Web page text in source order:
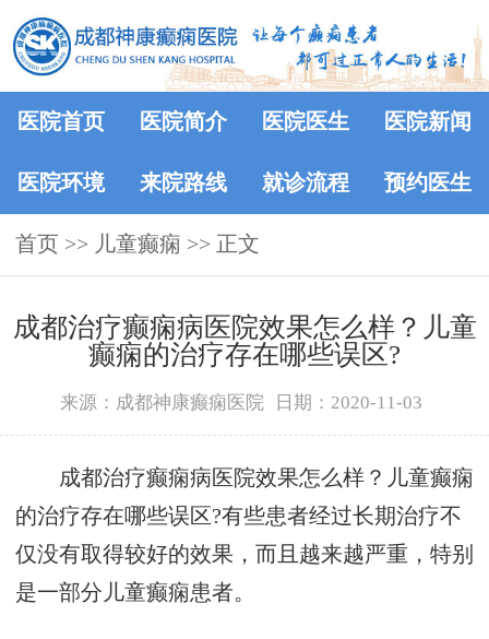
医院首页 医院简介 医院医生 医院新闻
医院环境 来院路线 就诊流程 预约医生
首页 >> 儿童癫痫 >> 正文
成都治疗癫痫病医院效果怎么样？儿童
癫痫的治疗存在哪些误区?
来源：成都神康癫痫医院 日期：2020-11-03
成都治疗癫痫病医院效果怎么样？儿童癫痫
的治疗存在哪些误区?有些患者经过长期治疗不
仅没有取得较好的效果，而且越来越严重，特别
是一部分儿童癫痫患者。